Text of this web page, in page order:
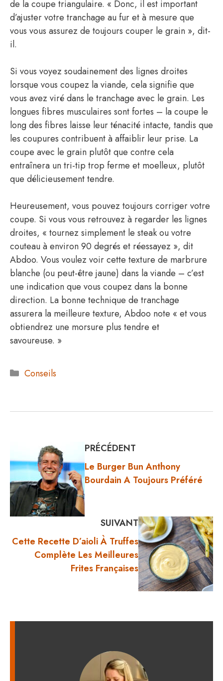
de la coupe triangulaire. « Donc, il est important
d’ajuster votre tranchage au fur et à mesure que
vous vous assurez de toujours couper le grain », dit-
il.
Si vous voyez soudainement des lignes droites
lorsque vous coupez la viande, cela signifie que
vous avez viré dans le tranchage avec le grain. Les
longues fibres musculaires sont fortes – la coupe le
long des fibres laisse leur ténacité intacte, tandis que
les coupures contribuent à affaiblir leur prise. La
coupe avec le grain plutôt que contre cela
entraînera un tri-tip trop ferme et moelleux, plutôt
que délicieusement tendre.
Heureusement, vous pouvez toujours corriger votre
coupe. Si vous vous retrouvez à regarder les lignes
droites, « tournez simplement le steak ou votre
couteau à environ 90 degrés et réessayez », dit
Abdoo. Vous voulez voir cette texture de marbrure
blanche (ou peut-être jaune) dans la viande – c’est
une indication que vous coupez dans la bonne
direction. La bonne technique de tranchage
assurera la meilleure texture, Abdoo note « et vous
obtiendrez une morsure plus tendre et
savoureuse. »
Catégories
Conseils
PRÉCÉDENT
Le Burger Bun Anthony
Bourdain A Toujours Préféré
SUIVANT
Cette Recette D’aioli À Truffes
Complète Les Meilleures
Frites Françaises